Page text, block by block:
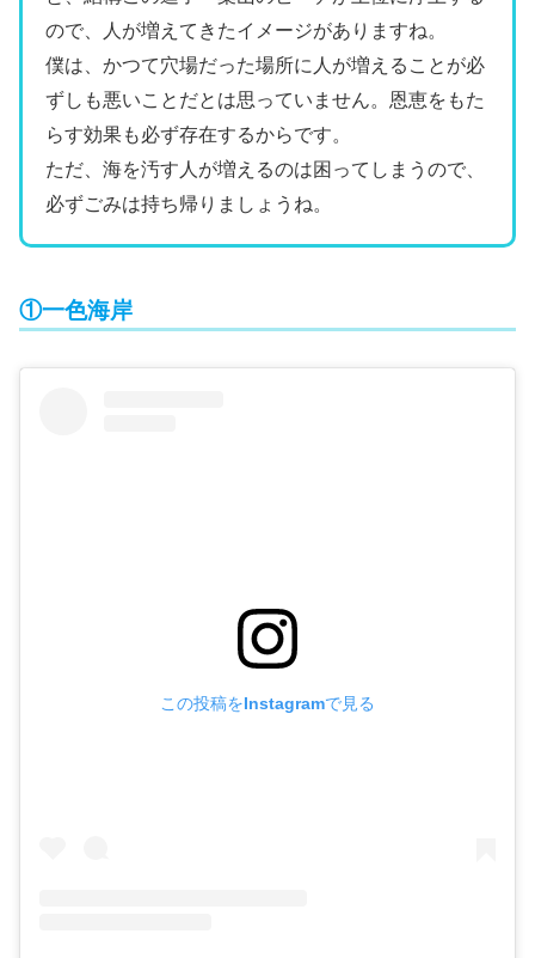
ので、人が増えてきたイメージがありますね。
僕は、かつて穴場だった場所に人が増えることが必
ずしも悪いことだとは思っていません。恩恵をもた
らす効果も必ず存在するからです。
ただ、海を汚す人が増えるのは困ってしまうので、
必ずごみは持ち帰りましょうね。
①一色海岸
この投稿をInstagramで見る